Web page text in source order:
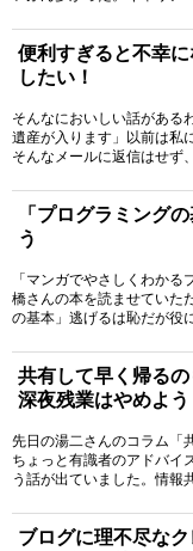
便利すぎると不幸
したい！
そんなにおいしい話がある
遺産が入ります」以前は私
そんなメールに返信はせず
「プログラミング
う
「マンガでやさしくわか
橋さんの本を読ませていた
の基本」逃げるは恥だが役
共有して早く帰る
深夜残業はやめよう
先日の湯二さんのコラム「
ちょっと有識者のアドバイ
う話が出ていました。情報
ブログに理不尽な